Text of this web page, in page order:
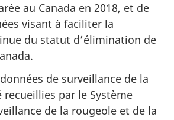
au Canada en 2018, et de
visant à faciliter la
du statut d’élimination de
de surveillance de la
par le Système
de la rougeole et de la